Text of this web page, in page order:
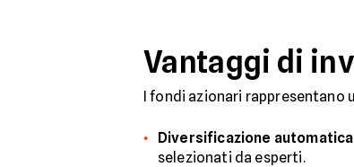
Vantaggi di
I fondi azionari
Diversificazione
selezionati da esperti.